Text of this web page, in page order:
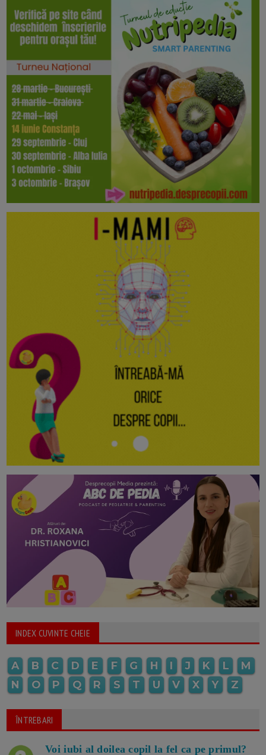
INDEX CUVINTE CHEIE
A B C D E F G H I J K L
M
N
O P Q R S T U V X Y Z
ÎNTREBARI
Voi iubi al doilea copil la fel ca pe primul?